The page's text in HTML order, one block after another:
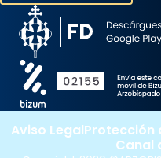
Aviso LegalProtección
Canal